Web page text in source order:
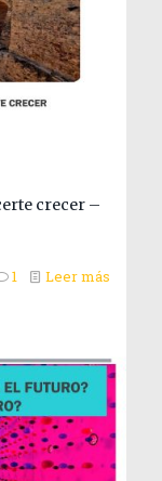
crecer –
1 Leer más